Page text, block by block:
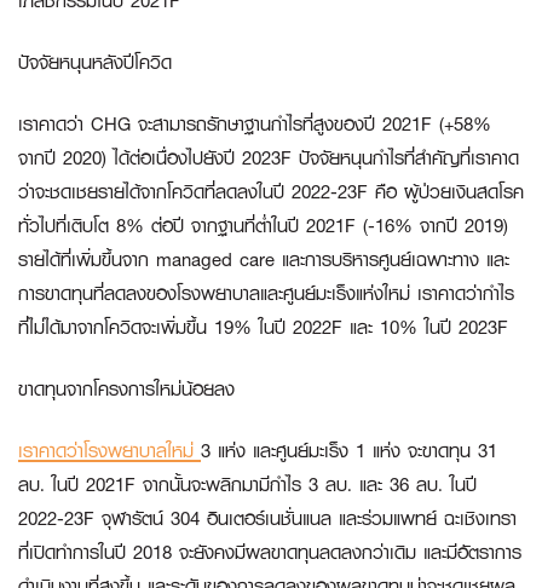
ปัจจัยหนุนหลังปีโควิด
เราคาดว่า CHG จะสามารถรักษาฐานกำไรที่สูงของปี 2021F (+58%
จากปี 2020) ได้ต่อเนื่องไปยังปี 2023F ปัจจัยหนุนกำไรที่สำคัญที่เราคาด
ว่าจะชดเชยรายได้จากโควิดที่ลดลงในปี 2022-23F คือ ผู้ป่วยเงินสดโรค
ทั่วไปที่เติบโต 8% ต่อปี จากฐานที่ต่ำในปี 2021F (-16% จากปี 2019)
รายได้ที่เพิ่มขึ้นจาก managed care และการบริหารศูนย์เฉพาะทาง และ
การขาดทุนที่ลดลงของโรงพยาบาลและศูนย์มะเร็งแห่งใหม่ เราคาดว่ากำไร
ที่ไม่ได้มาจากโควิดจะเพิ่มขึ้น 19% ในปี 2022F และ 10% ในปี 2023F
ขาดทุนจากโครงการใหม่น้อยลง
เราคาดว่าโรงพยาบาลใหม่ 3 แห่ง และศูนย์มะเร็ง 1 แห่ง จะขาดทุน 31
ลบ. ในปี 2021F จากนั้นจะพลิกมามีกำไร 3 ลบ. และ 36 ลบ. ในปี
2022-23F จุฬารัตน์ 304 อินเตอร์เนชั่นแนล และร่วมแพทย์ ฉะเชิงเทรา
ที่เปิดทำการในปี 2018 จะยังคงมีผลขาดทุนลดลงกว่าเดิม และมีอัตราการ